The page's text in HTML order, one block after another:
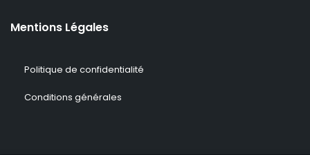
Mentions Légales
Politique de confidentialité
Conditions générales